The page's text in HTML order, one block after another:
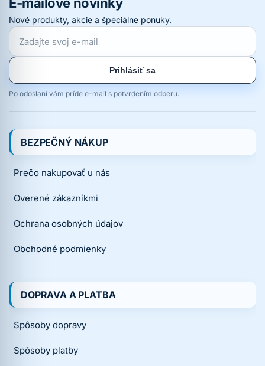
Nové produkty, akcie a špeciálne ponuky.
Prihlásiť sa
Po odoslaní vám príde e-mail s potvrdením odberu.
BEZPEČNÝ NÁKUP
Prečo nakupovať u nás
Overené zákazníkmi
Ochrana osobných údajov
Obchodné podmienky
DOPRAVA A PLATBA
Spôsoby dopravy
Spôsoby platby